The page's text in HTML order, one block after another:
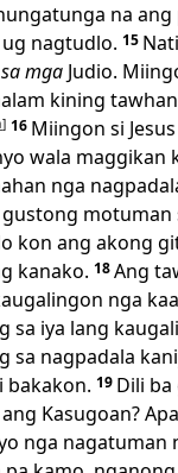
na
ug nagtudlo. 15
mga Judio.
kining
] 16 Miingon si
wala maggikan
nga
motuman
kon ang akong
kanako. 18Ang
nga
sa iya lang
sa nagpadala
bakakon. 19 Dili
Kasugoan?
nga nagatuman